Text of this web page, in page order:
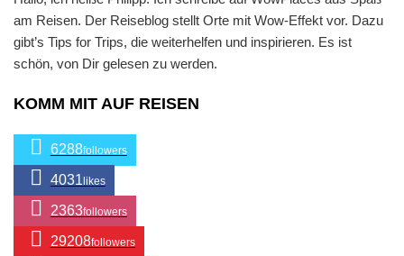
am Reisen. Der Reiseblog stellt Orte mit Wow-Effekt vor. Dazu
gibt’s Tips for Trips, die weiterhelfen und inspirieren. Es ist
schön, von Dir gelesen zu werden.
KOMM MIT AUF REISEN
6288followers
4031likes
2363followers
29208followers